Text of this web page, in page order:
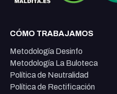
CÓMO TRABAJAMOS
Metodología Desinfo
Metodología La Buloteca
Política de Neutralidad
Política de Rectificación